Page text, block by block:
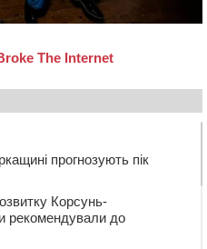
прогнозують пік
Корсунь-
рекомендували до